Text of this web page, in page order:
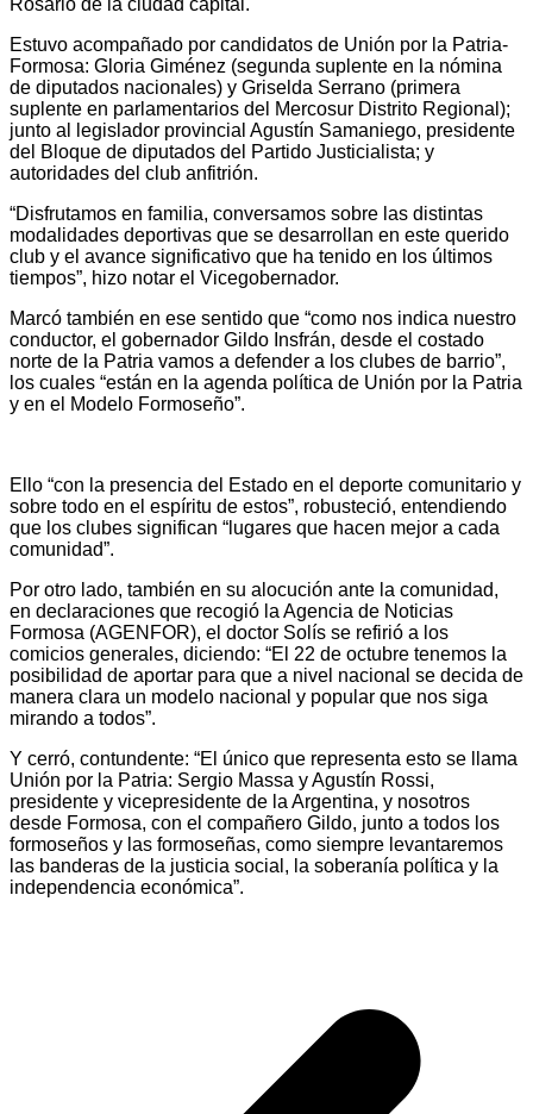
Estuvo acompañado por candidatos de Unión por la Patria-
Formosa: Gloria Giménez (segunda suplente en la nómina
de diputados nacionales) y Griselda Serrano (primera
suplente en parlamentarios del Mercosur Distrito Regional);
junto al legislador provincial Agustín Samaniego, presidente
del Bloque de diputados del Partido Justicialista; y
autoridades del club anfitrión.
“Disfrutamos en familia, conversamos sobre las distintas
modalidades deportivas que se desarrollan en este querido
club y el avance significativo que ha tenido en los últimos
tiempos”, hizo notar el Vicegobernador.
Marcó también en ese sentido que “como nos indica nuestro
conductor, el gobernador Gildo Insfrán, desde el costado
norte de la Patria vamos a defender a los clubes de barrio”,
los cuales “están en la agenda política de Unión por la Patria
y en el Modelo Formoseño”.
Ello “con la presencia del Estado en el deporte comunitario y
sobre todo en el espíritu de estos”, robusteció, entendiendo
que los clubes significan “lugares que hacen mejor a cada
comunidad”.
Por otro lado, también en su alocución ante la comunidad,
en declaraciones que recogió la Agencia de Noticias
Formosa (AGENFOR), el doctor Solís se refirió a los
comicios generales, diciendo: “El 22 de octubre tenemos la
posibilidad de aportar para que a nivel nacional se decida de
manera clara un modelo nacional y popular que nos siga
mirando a todos”.
Y cerró, contundente: “El único que representa esto se llama
Unión por la Patria: Sergio Massa y Agustín Rossi,
presidente y vicepresidente de la Argentina, y nosotros
desde Formosa, con el compañero Gildo, junto a todos los
formoseños y las formoseñas, como siempre levantaremos
las banderas de la justicia social, la soberanía política y la
independencia económica”.